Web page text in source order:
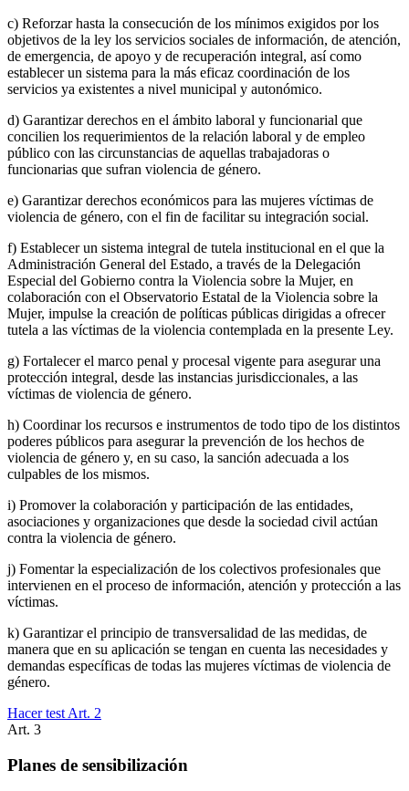
c) Reforzar hasta la consecución de los mínimos exigidos por los
objetivos de la ley los servicios sociales de información, de atención,
de emergencia, de apoyo y de recuperación integral, así como
establecer un sistema para la más eficaz coordinación de los
servicios ya existentes a nivel municipal y autonómico.
d) Garantizar derechos en el ámbito laboral y funcionarial que
concilien los requerimientos de la relación laboral y de empleo
público con las circunstancias de aquellas trabajadoras o
funcionarias que sufran violencia de género.
e) Garantizar derechos económicos para las mujeres víctimas de
violencia de género, con el fin de facilitar su integración social.
f) Establecer un sistema integral de tutela institucional en el que la
Administración General del Estado, a través de la Delegación
Especial del Gobierno contra la Violencia sobre la Mujer, en
colaboración con el Observatorio Estatal de la Violencia sobre la
Mujer, impulse la creación de políticas públicas dirigidas a ofrecer
tutela a las víctimas de la violencia contemplada en la presente Ley.
g) Fortalecer el marco penal y procesal vigente para asegurar una
protección integral, desde las instancias jurisdiccionales, a las
víctimas de violencia de género.
h) Coordinar los recursos e instrumentos de todo tipo de los distintos
poderes públicos para asegurar la prevención de los hechos de
violencia de género y, en su caso, la sanción adecuada a los
culpables de los mismos.
i) Promover la colaboración y participación de las entidades,
asociaciones y organizaciones que desde la sociedad civil actúan
contra la violencia de género.
j) Fomentar la especialización de los colectivos profesionales que
intervienen en el proceso de información, atención y protección a las
víctimas.
k) Garantizar el principio de transversalidad de las medidas, de
manera que en su aplicación se tengan en cuenta las necesidades y
demandas específicas de todas las mujeres víctimas de violencia de
género.
Hacer test Art. 2
Art. 3
Planes de sensibilización